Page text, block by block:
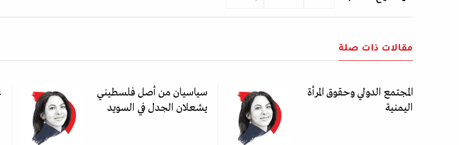
مقالات ذات صلة
المجتمع الدولي وحقوق المرأة
اليمنية
سياسيان من أصل فلسطيني
يشعلان الجدل في السويد